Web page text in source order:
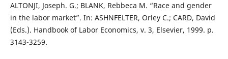
ALTONJI, Joseph. G.; BLANK, Rebbeca M. “Race and gender
in the labor market”. In: ASHNFELTER, Orley C.; CARD, David
(Eds.). Handbook of Labor Economics, v. 3, Elsevier, 1999. p.
3143-3259.